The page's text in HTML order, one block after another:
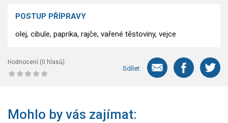
POSTUP PŘÍPRAVY
olej, cibule, paprika, rajče, vařené těstoviny, vejce
Hodnocení (0 hlasů):
Sdílet:
Mohlo by vás zajímat: